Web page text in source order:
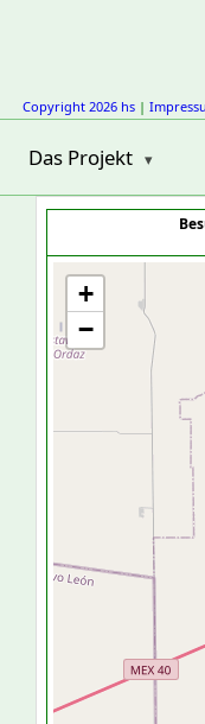
Copyright 2026 hs |
Das Projekt
+
−